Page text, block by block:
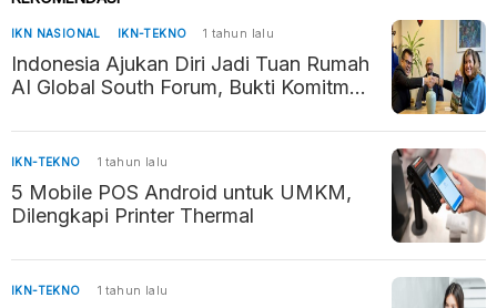
IKN NASIONAL IKN-TEKNO 1 tahun lalu
Indonesia Ajukan Diri Jadi Tuan Rumah
AI Global South Forum, Bukti Komitmen
IKN-TEKNO 1 tahun lalu
5 Mobile POS Android untuk UMKM,
Dilengkapi Printer Thermal
IKN-TEKNO 1 tahun lalu